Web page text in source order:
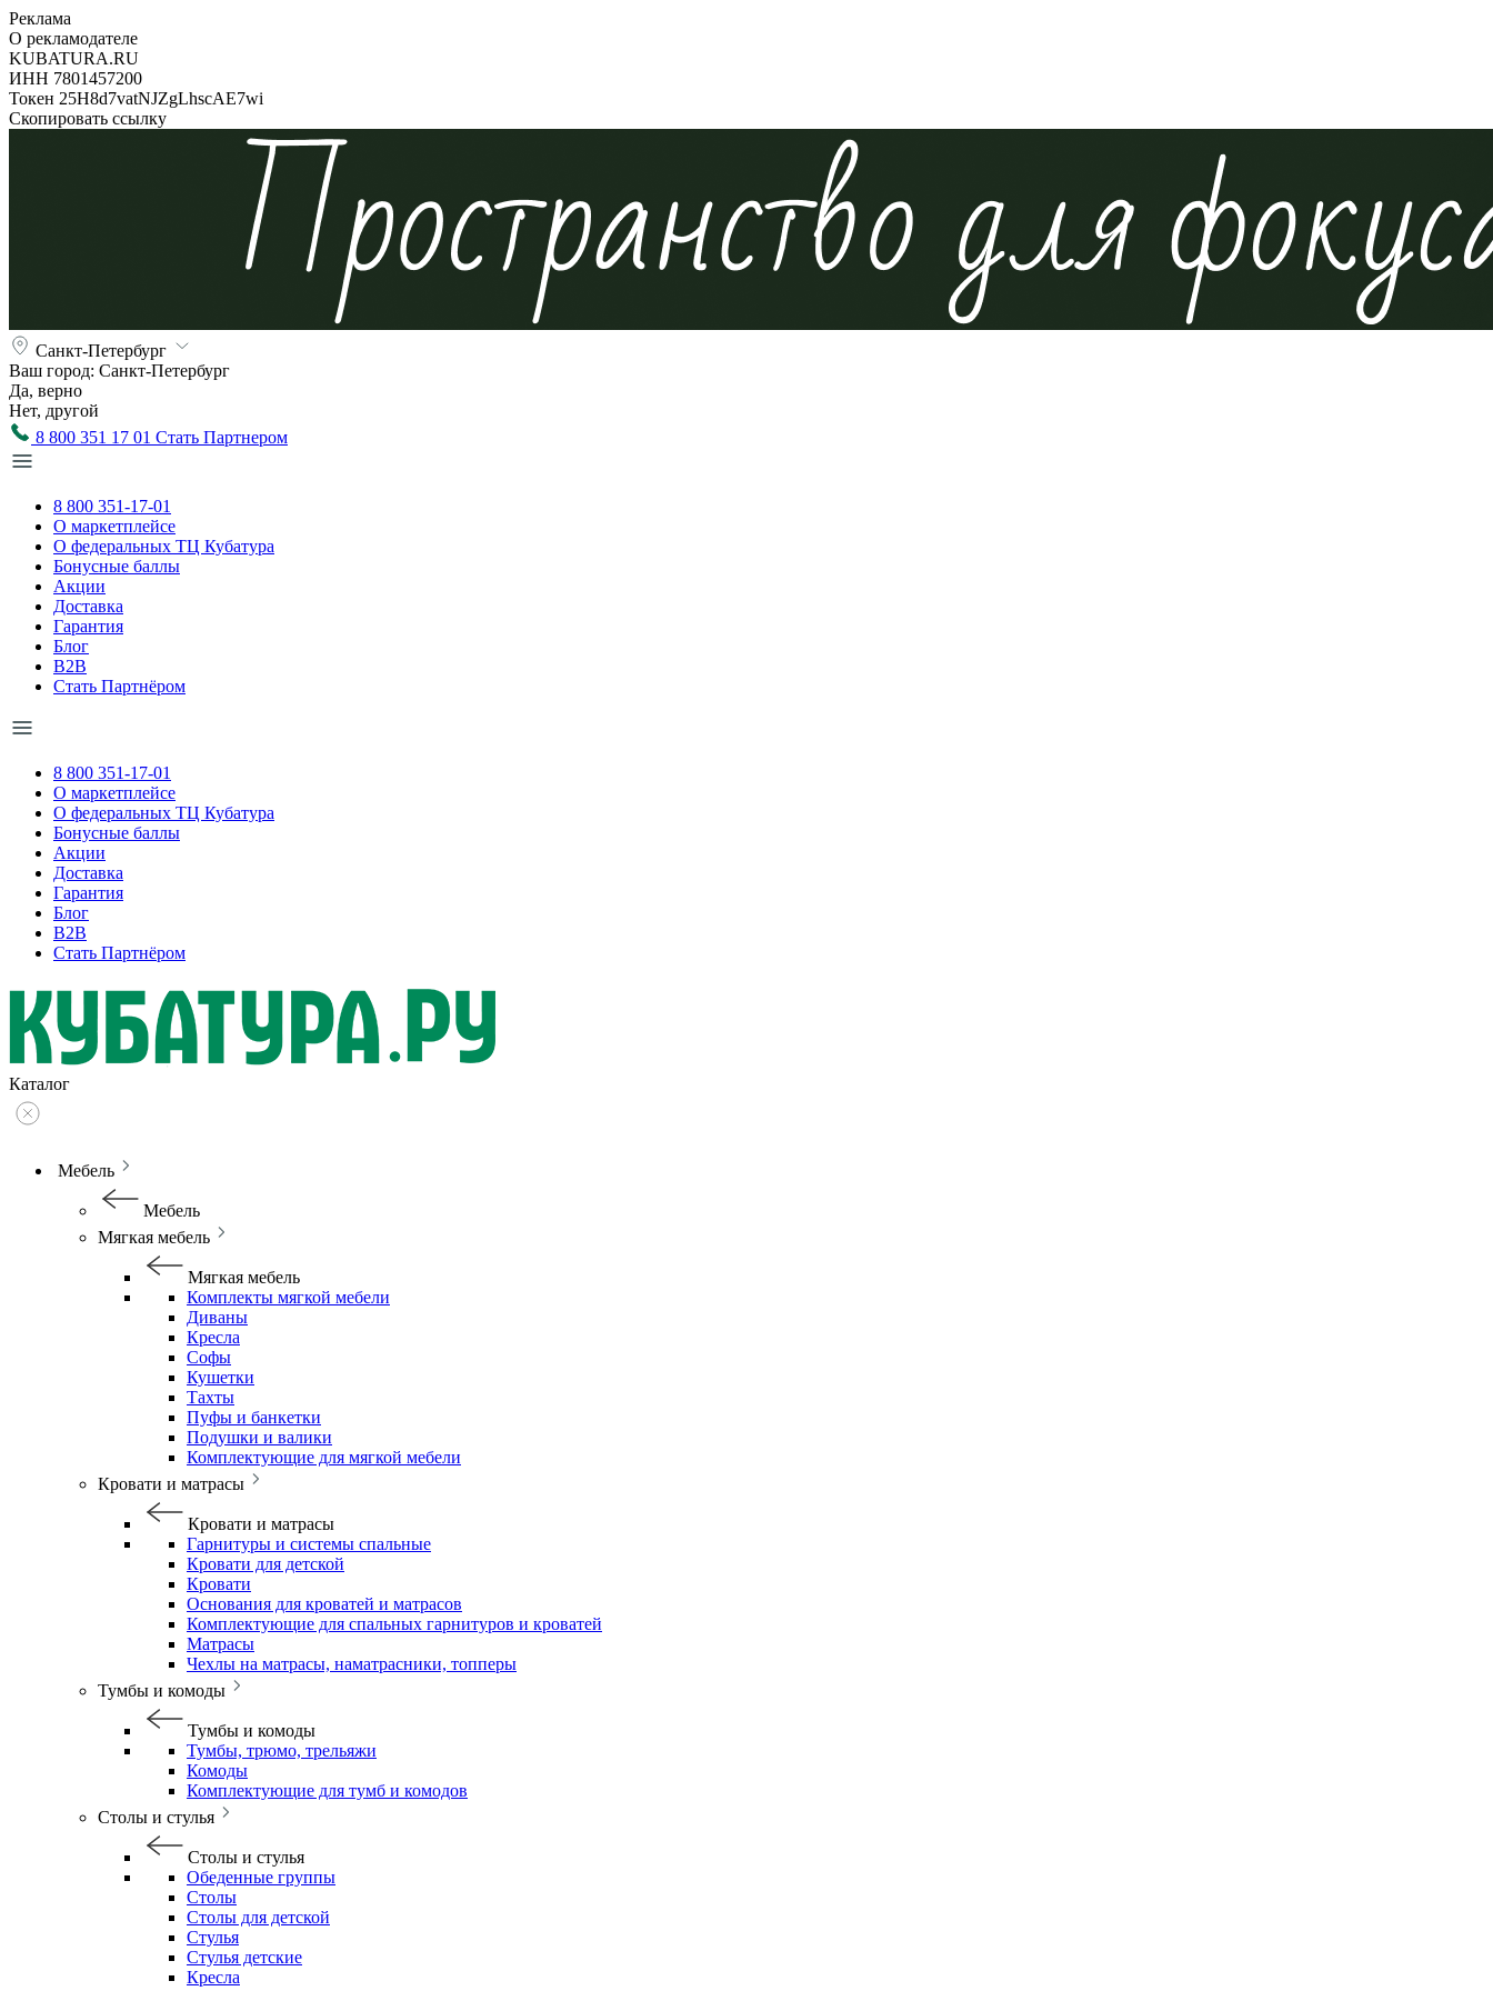
Реклама
О рекламодателе
KUBATURA.RU
ИНН 7801457200
Токен 25H8d7vatNJZgLhscAE7wi
Скопировать ссылку
Санкт-Петербург
Ваш город: Санкт-Петербург
Да, верно
Нет, другой
8 800 351 17 01 Стать Партнером
8 800 351-17-01
О маркетплейсе
О федеральных ТЦ Кубатура
Бонусные баллы
Акции
Доставка
Гарантия
Блог
B2B
Стать Партнёром
8 800 351-17-01
О маркетплейсе
О федеральных ТЦ Кубатура
Бонусные баллы
Акции
Доставка
Гарантия
Блог
B2B
Стать Партнёром
Каталог
Мебель
Мебель
Мягкая мебель
Мягкая мебель
Комплекты мягкой мебели
Диваны
Кресла
Софы
Кушетки
Тахты
Пуфы и банкетки
Подушки и валики
Комплектующие для мягкой мебели
Кровати и матрасы
Кровати и матрасы
Гарнитуры и системы спальные
Кровати для детской
Кровати
Основания для кроватей и матрасов
Комплектующие для спальных гарнитуров и кроватей
Матрасы
Чехлы на матрасы, наматрасники, топперы
Тумбы и комоды
Тумбы и комоды
Тумбы, трюмо, трельяжи
Комоды
Комплектующие для тумб и комодов
Столы и стулья
Столы и стулья
Обеденные группы
Столы
Столы для детской
Стулья
Стулья детские
Кресла